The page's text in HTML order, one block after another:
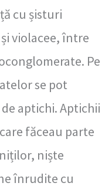
cu șisturi
violacee, între
Pe
se pot
aptichi.Aptichii
făceau parte
niște
înrudite cu